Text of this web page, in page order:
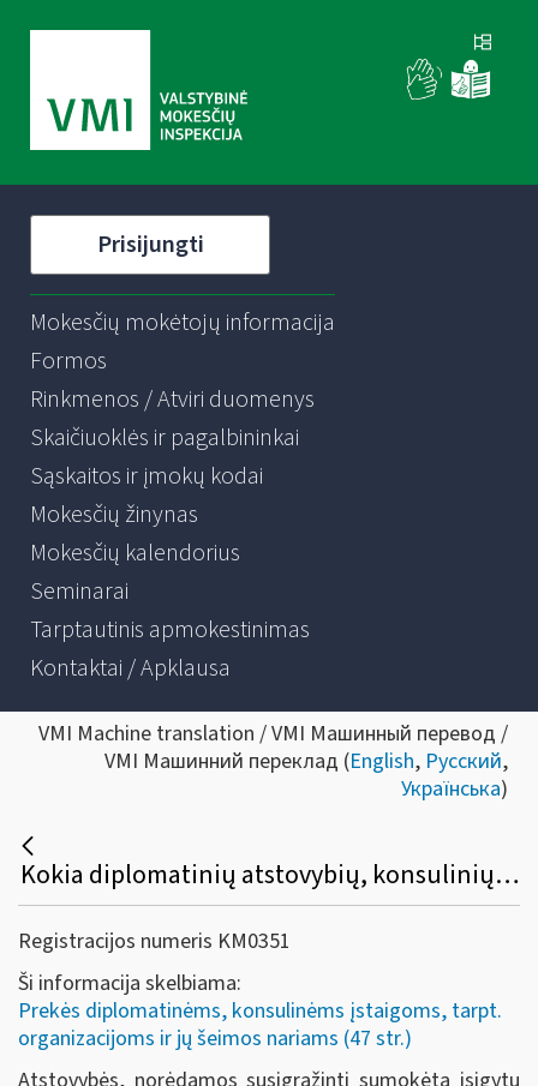
Prisijungti
Mokesčių mokėtojų informacija
Formos
Rinkmenos / Atviri duomenys
Skaičiuoklės ir pagalbininkai
Sąskaitos ir įmokų kodai
Mokesčių žinynas
Mokesčių kalendorius
Seminarai
Tarptautinis apmokestinimas
Kontaktai / Apklausa
VMI Machine translation / VMI Машинный перевод /
VMI Машинний переклад (English, Русский,
Українська)
Kokia diplomatinių atstovybių, konsulinių įstaigų ir tarptautinių organizacijų ar jų atstovybių, taip pat šių atstovybių ir įstaigų narių ir jų šeimų narių kreipimosi dėl sumokėto pirkimo PVM grąžinimo procedūra?
Registracijos numeris KM0351
Ši informacija skelbiama:
Prekės diplomatinėms, konsulinėms įstaigoms, tarpt.
organizacijoms ir jų šeimos nariams (47 str.)
Atstovybės, norėdamos susigrąžinti sumokėtą įsigytų